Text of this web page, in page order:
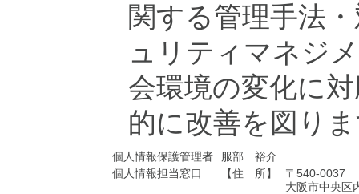
関する管理手法
ュリティマネジ
会環境の変化に
的に改善を図り
個人情報保護管理者
服部 裕介
個人情報担当窓口
【住 所】
〒540-0037
大阪市中央区